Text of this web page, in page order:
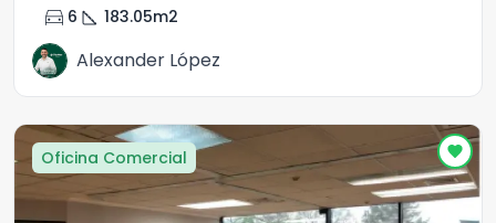
directions_car 6 square_foot 183.05m2
Alexander López
Oficina Comercial